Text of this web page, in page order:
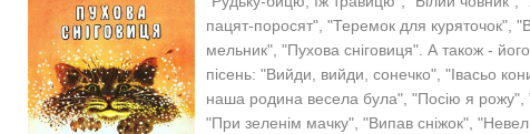
пацят-поросят", "Теремок для куряточок",
мельник", "Пухова сніговиця". А також -
пісень: "Вийди, вийди, сонечко", "Івасьо
наша родина весела була", "Посію я рожу",
"При зеленім мачку", "Випав сніжок",